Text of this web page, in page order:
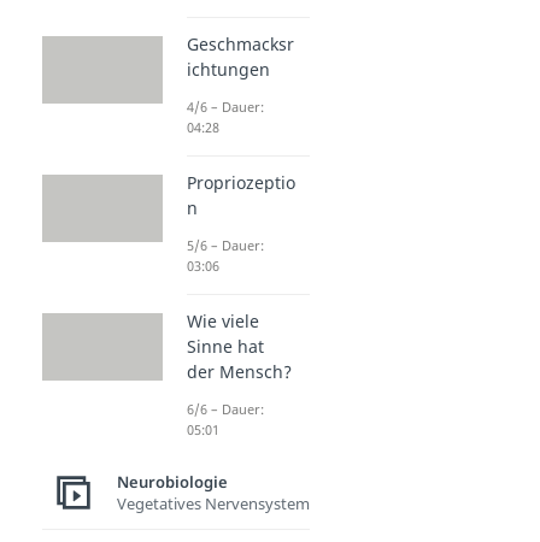
Geschmacksr
ichtungen
4/6 – Dauer:
04:28
Propriozeptio
n
5/6 – Dauer:
03:06
Wie viele
Sinne hat
der Mensch?
6/6 – Dauer:
05:01
Neurobiologie
Vegetatives Nervensystem